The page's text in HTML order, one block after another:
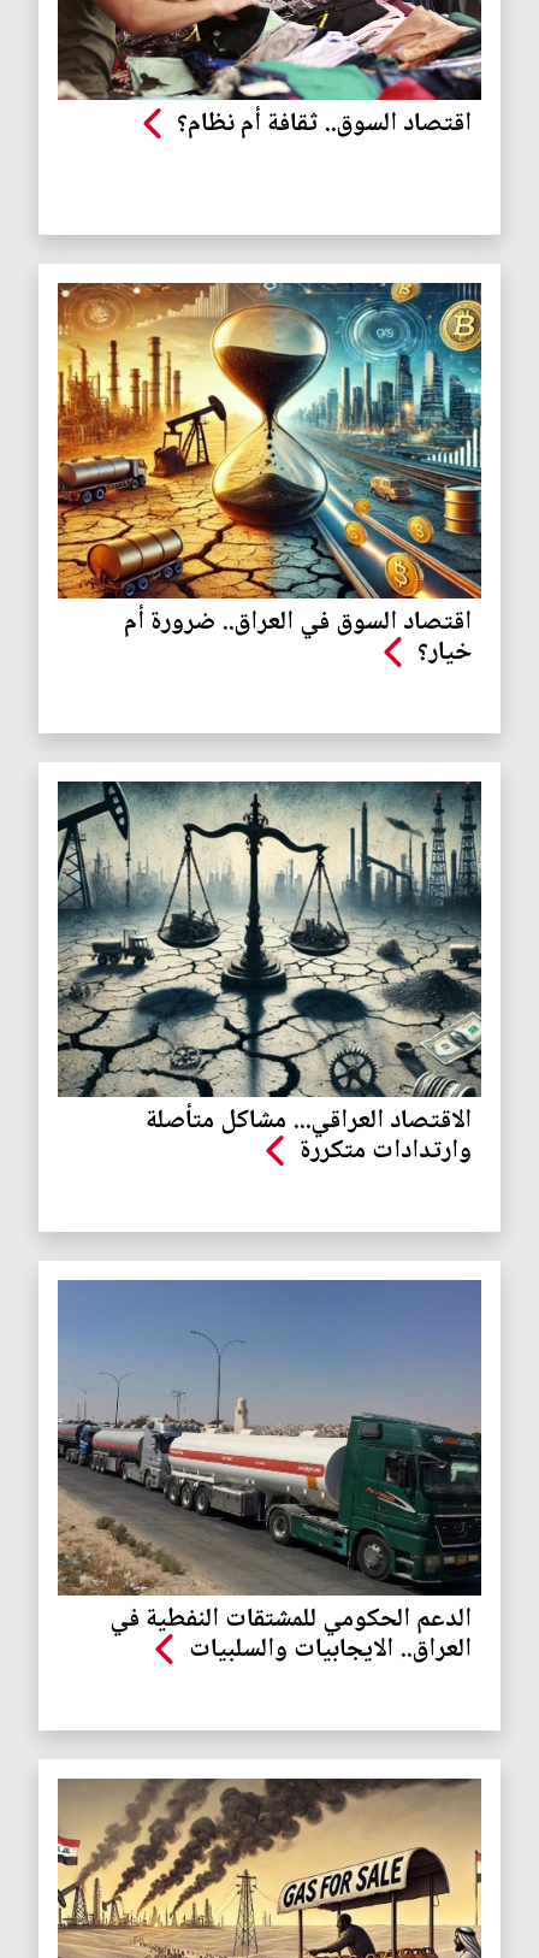
اقتصاد السوق.. ثقافة أم نظام؟
اقتصاد السوق في العراق.. ضرورة أم
خيار؟
الاقتصاد العراقي... مشاكل متأصلة
وارتدادات متكررة
الدعم الحكومي للمشتقات النفطية في
العراق.. الايجابيات والسلبيات